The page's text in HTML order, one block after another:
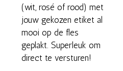
(wit, rosé of rood) met
jouw gekozen etiket al
mooi op de fles
geplakt. Superleuk om
direct te versturen!